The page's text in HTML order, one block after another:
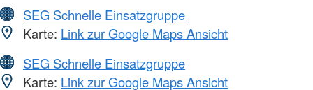
SEG Schnelle Einsatzgruppe
Karte: Link zur Google Maps Ansicht
SEG Schnelle Einsatzgruppe
Karte: Link zur Google Maps Ansicht